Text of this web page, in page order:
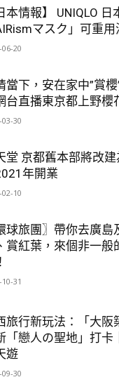
本情報】 UNIQLO 日
マスク」可重
20
當下，安在家中”賞
台直播東京都上野櫻
30
堂 京都舊本部將改
年開業
10
球旅團〗帶你去廣島
賞紅葉，來個非一般
31
旅行新玩法：「大阪
「戀人の聖地」打卡
遊
30